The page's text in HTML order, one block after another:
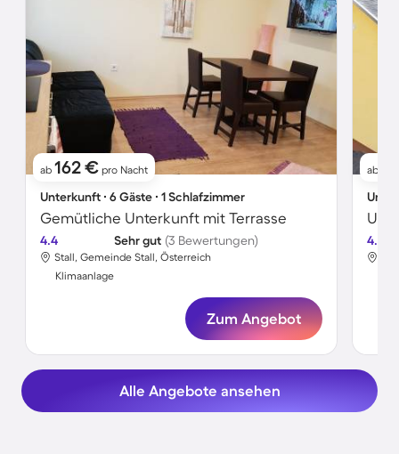
ab 162 € pro Nacht
Unterkunft ∙ 6 Gäste ∙ 1 Schlafzimmer
Gemütliche Unterkunft mit Terrasse
4.4 Sehr gut (3 Bewertungen)
Stall, Gemeinde Stall, Österreich
Klimaanlage
Zum Angebot
ab
4.4
Alle Angebote ansehen